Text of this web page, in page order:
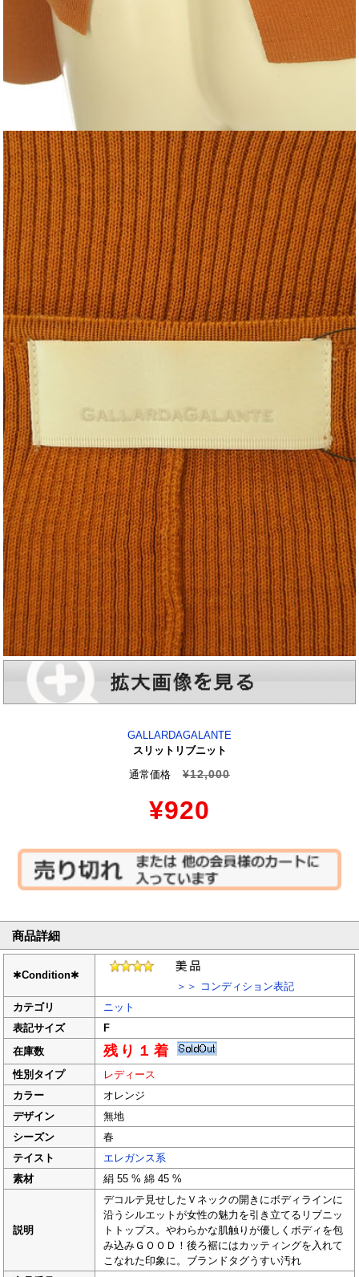
GALLARDAGALANTE
スリットリブニット
通常価格
¥12,000
¥920
商品詳細
✱Condition✱
＞＞ コンディション表記
カテゴリ
ニット
表記サイズ
F
在庫数
残り１着
性別タイプ
レディース
カラー
オレンジ
デザイン
無地
シーズン
春
テイスト
エレガンス系
素材
絹 55 % 綿 45 %
説明
デコルテ見せしたＶネックの開きにボディラインに
沿うシルエットが女性の魅力を引き立てるリブニッ
トトップス。やわらかな肌触りが優しくボディを包
み込みＧＯＯＤ！後ろ裾にはカッティングを入れて
こなれた印象に。ブランドタグうすい汚れ